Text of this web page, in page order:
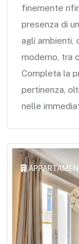
finemente
presenza di
agli ambienti,
moderno, tra
Completa la
pertinenza,
nelle